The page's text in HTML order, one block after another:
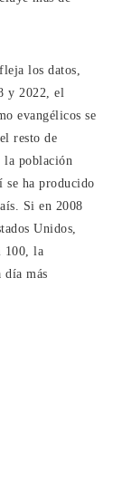
los datos,
y 2022, el
evangélicos se
resto de
la población
se ha producido
Si en 2008
Unidos,
100, la
día más